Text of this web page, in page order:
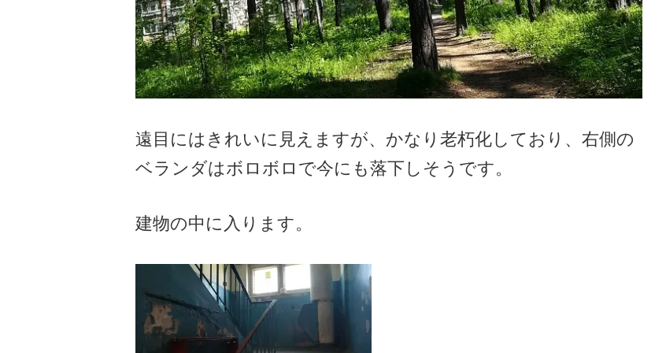
遠目にはきれいに見えますが、かなり老朽化しており、右側の
ベランダはボロボロで今にも落下しそうです。
建物の中に入ります。